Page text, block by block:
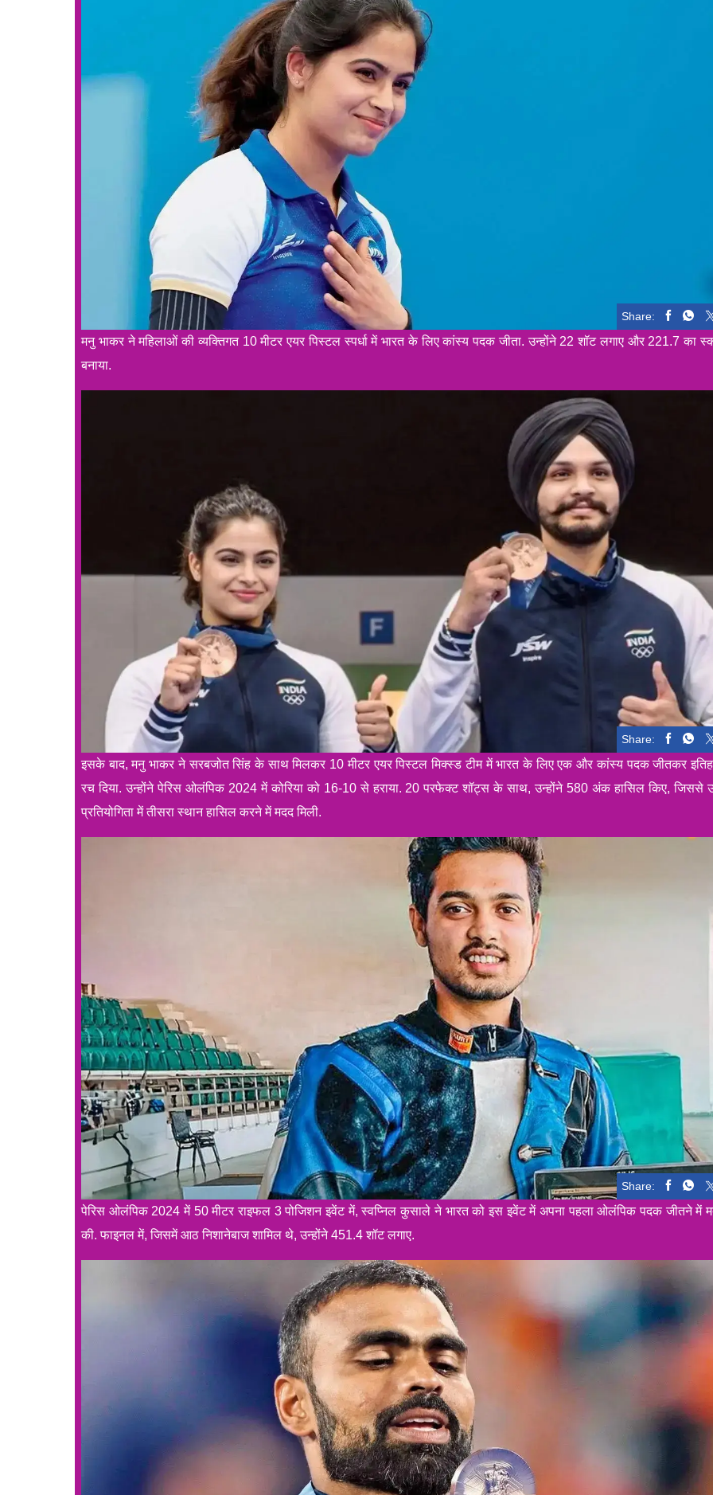
Share:
मनु भाकर ने महिलाओं की व्यक्तिगत 10 मीटर एयर पिस्टल स्पर्धा में भारत के लिए कांस्य पदक जीता. उन्होंने 22 शॉट लगाए और 221.7 का
बनाया.
Share:
इसके बाद, मनु भाकर ने सरबजोत सिंह के साथ मिलकर 10 मीटर एयर पिस्टल मिक्स्ड टीम में भारत के लिए एक और कांस्य पदक जीतकर
रच दिया. उन्होंने पेरिस ओलंपिक 2024 में कोरिया को 16-10 से हराया. 20 परफेक्ट शॉट्स के साथ, उन्होंने 580 अंक हासिल किए, जिससे
प्रतियोगिता में तीसरा स्थान हासिल करने में मदद मिली.
Share:
पेरिस ओलंपिक 2024 में 50 मीटर राइफल 3 पोजिशन इवेंट में, स्वप्निल कुसाले ने भारत को इस इवेंट में अपना पहला ओलंपिक पदक जीतने में
की. फाइनल में, जिसमें आठ निशानेबाज शामिल थे, उन्होंने 451.4 शॉट लगाए.